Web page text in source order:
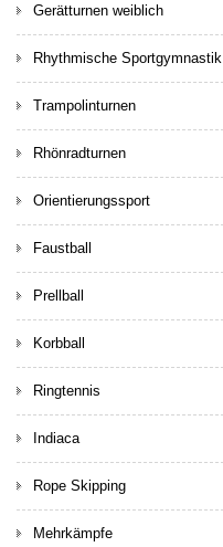
Gerätturnen weiblich
Rhythmische Sportgymnastik
Trampolinturnen
Rhönradturnen
Orientierungssport
Faustball
Prellball
Korbball
Ringtennis
Indiaca
Rope Skipping
Mehrkämpfe